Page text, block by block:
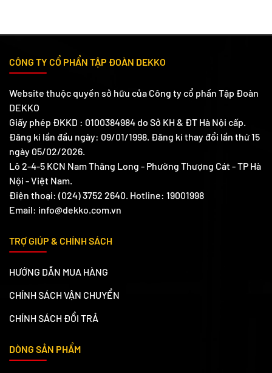
đình, bền bỉ và
CÔNG TY CỔ PHẨN TẬP ĐOÀN DEKKO
Website thuộc quyền sở hữu của Công ty cổ phần Tập Đoàn
DEKKO
Giấy phép ĐKKD : 0100384984 do Sở KH & ĐT Hà Nội cấp.
Đăng kí lần đầu ngày: 09/01/1998. Đăng kí thay đổi lần thứ 15
ngày 05/02/2026.
Lô 2-4-5 KCN Nam Thăng Long - Phường Thượng Cát - TP Hà
Nội - Việt Nam.
Điện thoại: (024) 3752 2640. Hotline: 19001998
Email: info@dekko.com.vn
TRỢ GIÚP & CHÍNH SÁCH
HƯỚNG DẪN MUA HÀNG
CHÍNH SÁCH VẬN CHUYỂN
CHÍNH SÁCH ĐỔI TRẢ
DÒNG SẢN PHẨM